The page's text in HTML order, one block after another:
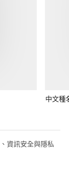
中文種
資訊安全與隱私